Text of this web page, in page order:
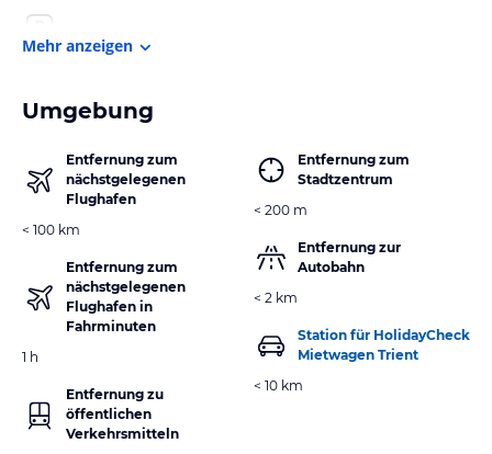
Mehr anzeigen
Umgebung
Entfernung zum
nächstgelegenen
Flughafen
< 100 km
Entfernung zum
nächstgelegenen
Flughafen in
Fahrminuten
1 h
Entfernung zu
öffentlichen
Verkehrsmitteln
Entfernung zum
Stadtzentrum
< 200 m
Entfernung zur
Autobahn
< 2 km
Station für HolidayCheck
Mietwagen Trient
< 10 km